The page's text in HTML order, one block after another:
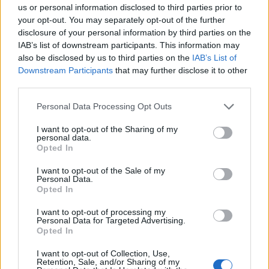
us or personal information disclosed to third parties prior to
your opt-out. You may separately opt-out of the further
disclosure of your personal information by third parties on the
IAB’s list of downstream participants. This information may
also be disclosed by us to third parties on the IAB’s List of
Downstream Participants that may further disclose it to other
Personal Data Processing Opt Outs
I want to opt-out of the Sharing of my
personal data.
Opted In
I want to opt-out of the Sale of my
Personal Data.
Opted In
I want to opt-out of processing my
Personal Data for Targeted Advertising.
Opted In
I want to opt-out of Collection, Use,
Retention, Sale, and/or Sharing of my
που ρε βάλατε τα ονόματα των νεκρών εκεί;
Ρε Μητσοτάκη, πάρε μία μπουλντόζα και μια
καθαρίστρια και σβήσ’ τα από εκεί.Κακώς το
επέτρεψε.Πολύ με ενοχλεί αυτή η εικόνα.
κλάψουν και να στεναχωρηθούν οι συγγενείς.
Κακώς επέτρεψε και σε αυτόν τον Αλβανό που
είναι φίλος με τον Καρβέλα που βάφει τα νύχια
του, και έχει την άλλη που τρέχει από πίσω του,
τη Ζωή, Ρούτσι τον λένε;
θλίψη και τον πόνο των ανθρώπων.
Ως Έλληνας πολίτης δε δέχομαι να έρχονται
εκατομμύρια τουρίστες και να βλέπουν αυτό το